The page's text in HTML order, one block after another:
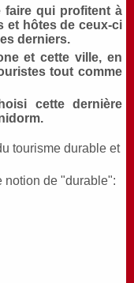
faire qui profitent à
et hôtes de ceux-ci
derniers.
et cette ville, en
tout comme
cette dernière
tourisme durable et
notion de "durable":